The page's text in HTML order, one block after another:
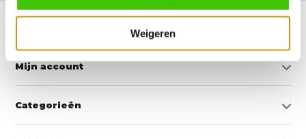
Weigeren
Mijn account
Categorieën